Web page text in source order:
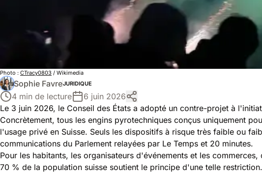
Photo : CTracy0803 / Wikimedia
Sophie FavreJURIDIQUE
4 min de lecture
6 juin 2026
Le 3 juin 2026, le Conseil des États a adopté un contre-projet à
Concrètement, tous les engins pyrotechniques conçus uniquement
l'usage privé en Suisse. Seuls les dispositifs à risque très faible ou
communications du Parlement relayées par Le Temps et 20 minutes.
Pour les habitants, les organisateurs d'événements et les
70 % de la population suisse soutient le principe d'une telle